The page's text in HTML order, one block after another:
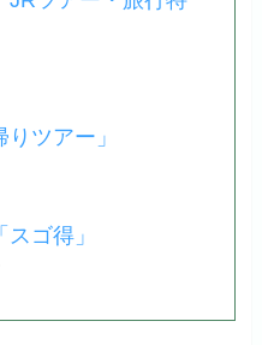
ツアー」
ゴ得」